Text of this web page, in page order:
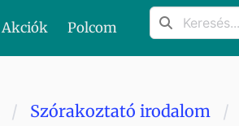
Akciók Polcom
Szórakoztató irodalom